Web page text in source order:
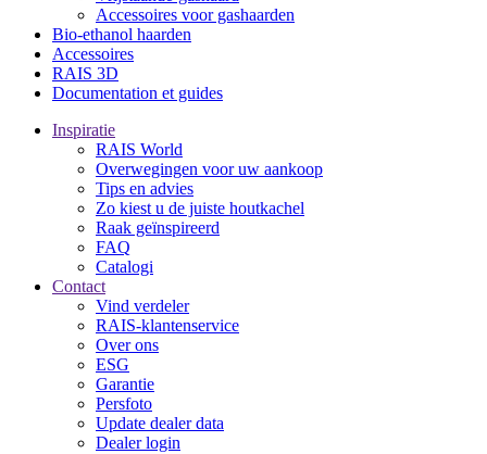
Accessoires voor gashaarden
Bio-ethanol haarden
Accessoires
RAIS 3D
Documentation et guides
Inspiratie
RAIS World
Overwegingen voor uw aankoop
Tips en advies
Zo kiest u de juiste houtkachel
Raak geïnspireerd
FAQ
Catalogi
Contact
Vind verdeler
RAIS-klantenservice
Over ons
ESG
Garantie
Persfoto
Update dealer data
Dealer login